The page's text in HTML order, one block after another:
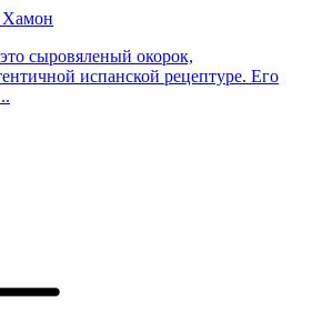
Хамон
сыровяленый окорок,
испанской рецептуре. Его